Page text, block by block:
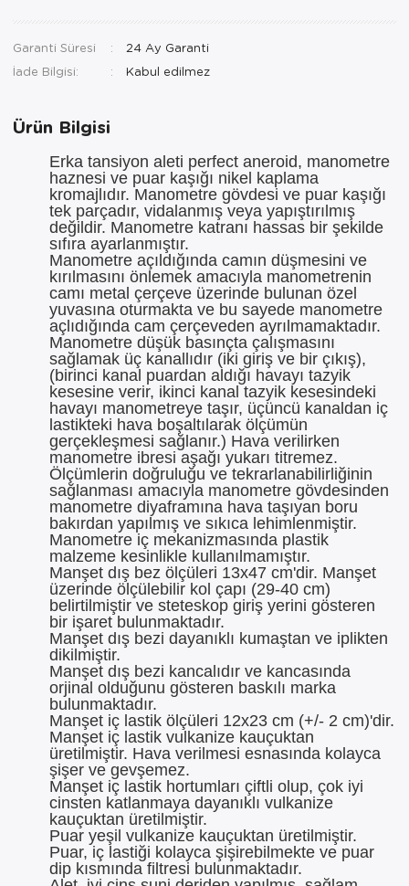
Ortopedi Ürünleri
Sarf Malzemeleri
Sarf Malzemeleri
Yara Bakım Ürünleri
Garanti Süresi
24 Ay Garanti
İade Bilgisi:
Ürün Bilgisi
Erka tansiyon aleti perfect aneroid, manometre
haznesi ve puar kaşığı nikel kaplama
kromajlıdır. Manometre gövdesi ve puar kaşığı
tek parçadır, vidalanmış veya yapıştırılmış
değildir. Manometre katranı hassas bir şekilde
sıfıra ayarlanmıştır.
Manometre açıldığında camın düşmesini ve
kırılmasını önlemek amacıyla manometrenin
camı metal çerçeve üzerinde bulunan özel
yuvasına oturmakta ve bu sayede manometre
açlıdığında cam çerçeveden ayrılmamaktadır.
Manometre düşük basınçta çalışmasını
sağlamak üç kanallıdır (iki giriş ve bir çıkış),
(birinci kanal puardan aldığı havayı tazyik
kesesine verir, ikinci kanal tazyik kesesindeki
havayı manometreye taşır, üçüncü kanaldan iç
lastikteki hava boşaltılarak ölçümün
gerçekleşmesi sağlanır.) Hava verilirken
manometre ibresi aşağı yukarı titremez.
Ölçümlerin doğruluğu ve tekrarlanabilirliğinin
sağlanması amacıyla manometre gövdesinden
manometre diyaframına hava taşıyan boru
bakırdan yapılmış ve sıkıca lehimlenmiştir.
Manometre iç mekanizmasında plastik
malzeme kesinlikle kullanılmamıştır.
Manşet dış bez ölçüleri 13x47 cm'dir. Manşet
üzerinde ölçülebilir kol çapı (29-40 cm)
belirtilmiştir ve steteskop giriş yerini gösteren
bir işaret bulunmaktadır.
Manşet dış bezi dayanıklı kumaştan ve iplikten
dikilmiştir.
Manşet dış bezi kancalıdır ve kancasında
orjinal olduğunu gösteren baskılı marka
bulunmaktadır.
Manşet iç lastik ölçüleri 12x23 cm (+/- 2 cm)'dir.
Manşet iç lastik vulkanize kauçuktan
üretilmiştir. Hava verilmesi esnasında kolayca
şişer ve gevşemez.
Manşet iç lastik hortumları çiftli olup, çok iyi
cinsten katlanmaya dayanıklı vulkanize
kauçuktan üretilmiştir.
Puar yeşil vulkanize kauçuktan üretilmiştir.
Puar, iç lastiği kolayca şişirebilmekte ve puar
dip kısmında filtresi bulunmaktadır.